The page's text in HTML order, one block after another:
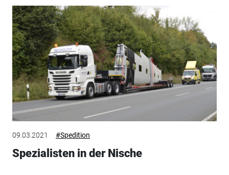
09.03.2021 #Spedition
Spezialisten in der Nische